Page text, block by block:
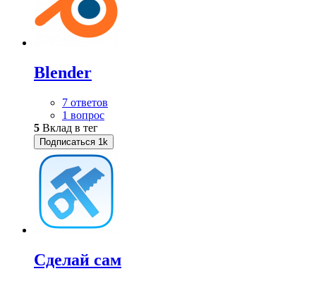
Blender
7 ответов
1 вопрос
5 Вклад в тег
Подписаться 1k
Сделай сам